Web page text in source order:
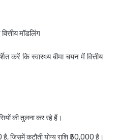
मॉडलिंग
करें कि स्वास्थ्य बीमा चयन में वित्तीय
की तुलना कर रहे हैं।
है, जिसमें कटौती योग्य राशि ₹50,000 है।